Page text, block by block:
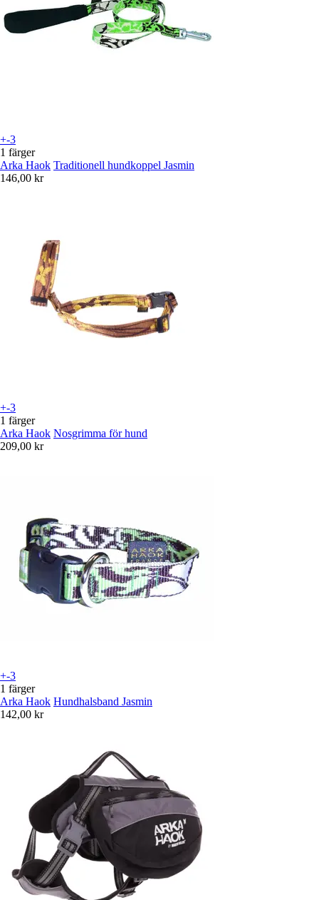
+-3
1 färger
Arka Haok Traditionell hundkoppel Jasmin
146,00 kr
+-3
1 färger
Arka Haok Nosgrimma för hund
209,00 kr
+-3
1 färger
Arka Haok Hundhalsband Jasmin
142,00 kr